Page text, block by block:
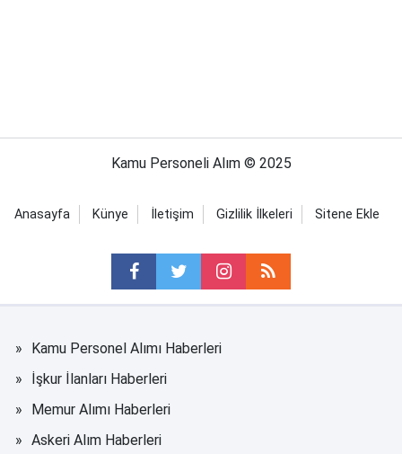
Kamu Personeli Alım © 2025
Anasayfa Künye İletişim Gizlilik İlkeleri Sitene Ekle
Kamu Personel Alımı Haberleri
İşkur İlanları Haberleri
Memur Alımı Haberleri
Askeri Alım Haberleri